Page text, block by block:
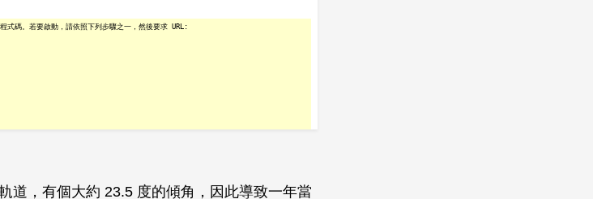
道，有個大約 23.5 度的傾角，因此導致一年當